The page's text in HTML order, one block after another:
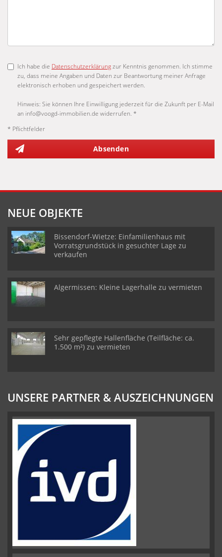
Ich habe die Datenschutzerklärungzur Kenntnis genommen. Ich stimme
zu, dass meine Angaben und Daten zur Beantwortung meiner Anfrage
elektronisch erhoben und gespeichert werden.
Hinweis: Sie können Ihre Einwilligung jederzeit für die Zukunft per E-Mail
an info@voogd-immobilien.de widerrufen. *
* Pflichtfelder
Absenden
NEUE OBJEKTE
Bissendorf-Wietze: Einfamilienhaus mit
Vorratsgrundstück in gesuchter Lage zu
verkaufen
Algermissen: Kleine Lagerhalle zu vermieten
Sehr gepflegte Hallenfläche (Teilfläche: ca.
1.500 m²) zu vermieten
UNSERE PARTNER & AUSZEICHNUNGEN